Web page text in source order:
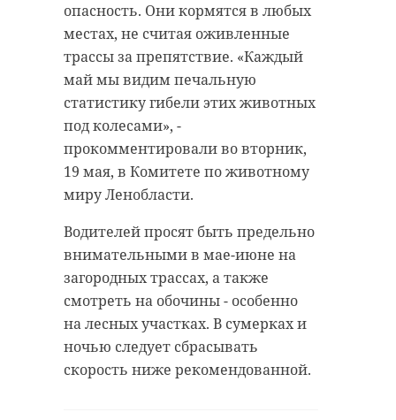
опасность. Они кормятся в любых
местах, не считая оживленные
трассы за препятствие. «Каждый
май мы видим печальную
статистику гибели этих животных
под колесами», -
прокомментировали во вторник,
19 мая, в Комитете по животному
миру Ленобласти.
Водителей просят быть предельно
внимательными в мае-июне на
загородных трассах, а также
смотреть на обочины - особенно
на лесных участках. В сумерках и
ночью следует сбрасывать
скорость ниже рекомендованной.